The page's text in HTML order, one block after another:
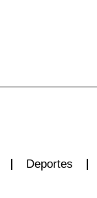
Deportes